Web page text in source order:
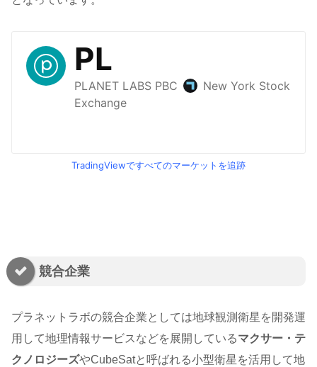
TradingViewですべてのマーケットを追跡
競合企業
プラネットラボの競合企業としては地球観測衛星を開発運
用して地理情報サービスなどを展開しているマクサー・テ
クノロジーズやCubeSatと呼ばれる小型衛星を活用して地